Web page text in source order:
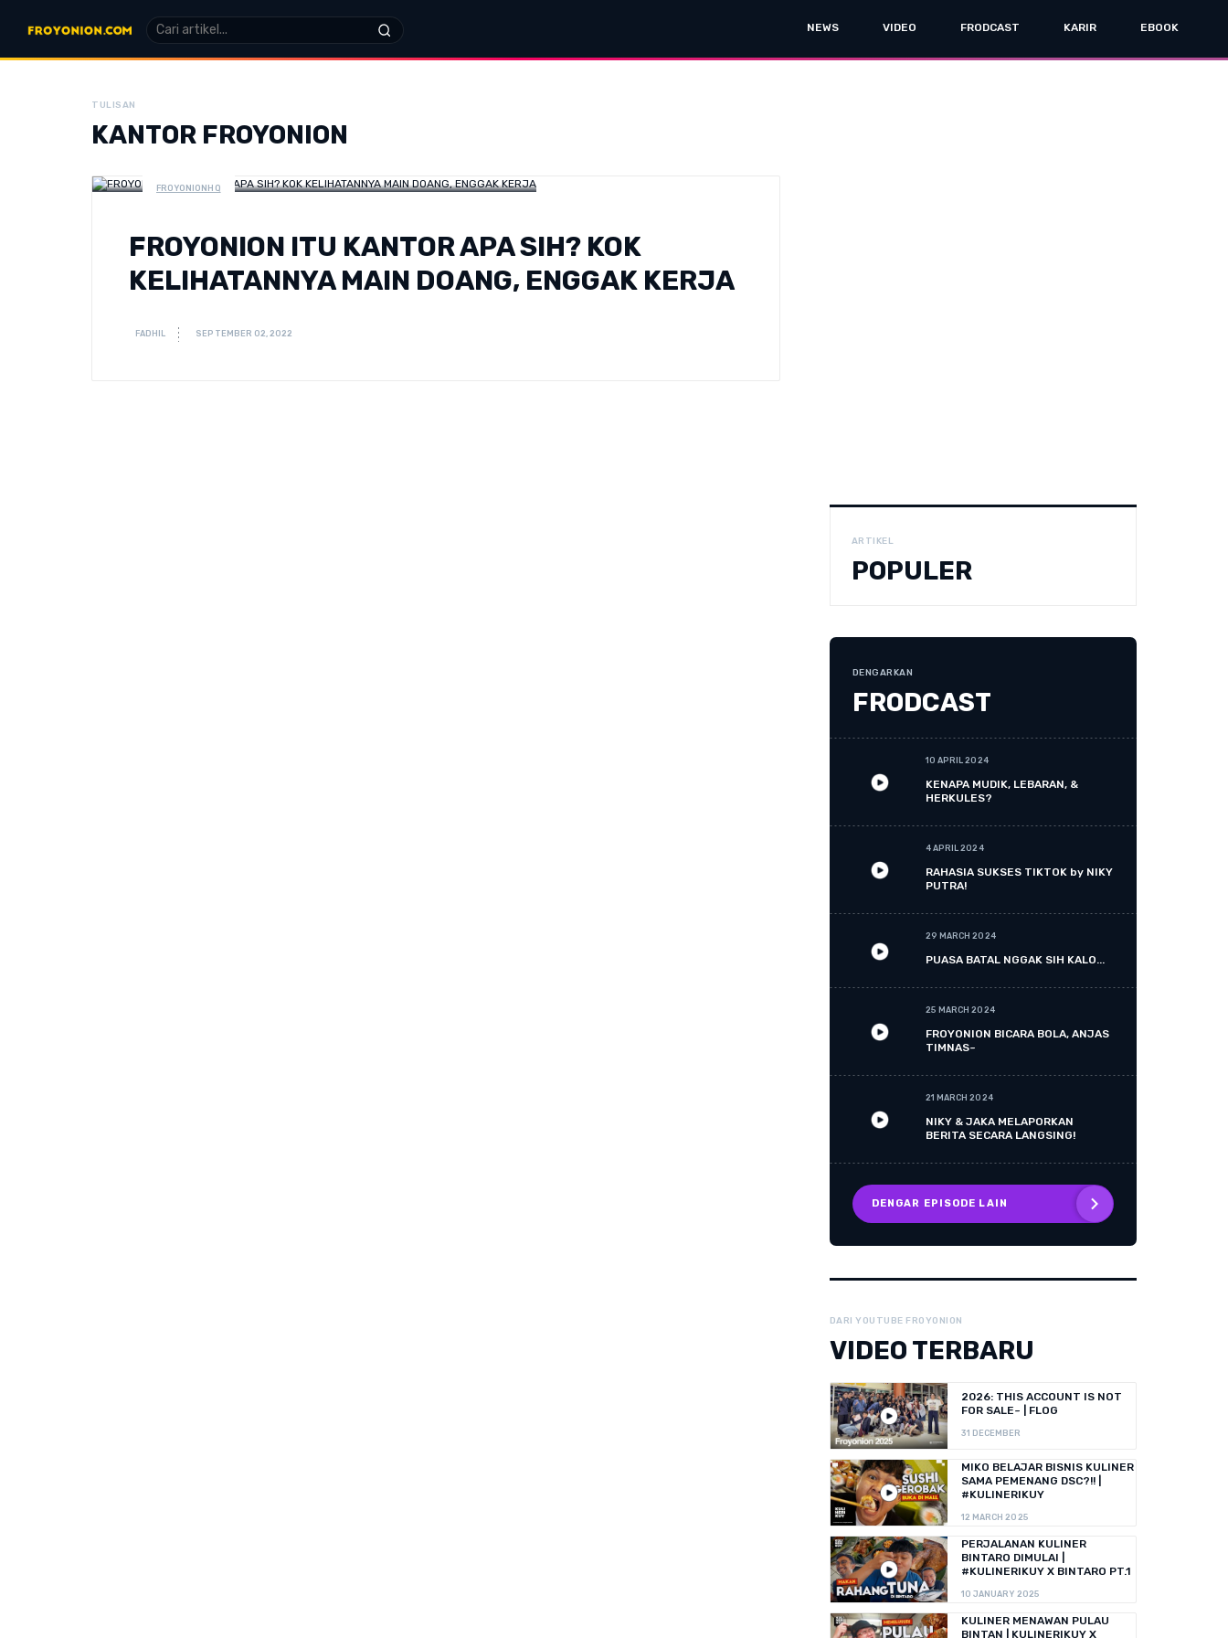
NEWS VIDEO FRODCAST KARIR EBOOK
TULISAN
KANTOR FROYONION
FROYONIONHQ
FROYONION ITU KANTOR APA SIH? KOK
KELIHATANNYA MAIN DOANG, ENGGAK KERJA
FADHIL SEPTEMBER 02, 2022
ARTIKEL
POPULER
DENGARKAN
FRODCAST
10 APRIL 2024
KENAPA MUDIK, LEBARAN, &
HERKULES?
4 APRIL 2024
RAHASIA SUKSES TIKTOK by NIKY
PUTRA!
29 MARCH 2024
PUASA BATAL NGGAK SIH KALO...
25 MARCH 2024
FROYONION BICARA BOLA, ANJAS
TIMNAS~
21 MARCH 2024
NIKY & JAKA MELAPORKAN
BERITA SECARA LANGSING!
DENGAR EPISODE LAIN
DARI YOUTUBE FROYONION
VIDEO TERBARU
2026: THIS ACCOUNT IS NOT
FOR SALE~ | FLOG
31 DECEMBER
MIKO BELAJAR BISNIS KULINER
SAMA PEMENANG DSC?!! |
#KULINERIKUY
12 MARCH 2025
PERJALANAN KULINER
BINTARO DIMULAI |
#KULINERIKUY X BINTARO PT.1
10 JANUARY 2025
KULINER MENAWAN PULAU
BINTAN | KULINERIKUY X